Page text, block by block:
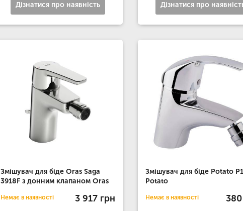
Дізнатися про наявність Дізнатися про
Змішувач для біде Oras Saga
3918F з донним клапаном Oras
Немає в наявності 3 917 грн
Змішувач для біде Potato
Potato
Немає в наявності